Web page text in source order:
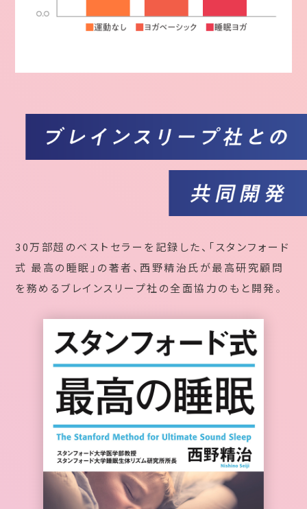
30万部超のベストセラーを記録した、「スタンフォード
式 最高の睡眠」の著者、西野精治氏が最高研究顧問
を務めるブレインスリープ社の全面協力のもと開発。